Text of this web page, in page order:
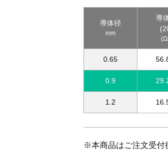
導体径
mm
導
0.65
0.9
1.2
※本商品はご注文受付